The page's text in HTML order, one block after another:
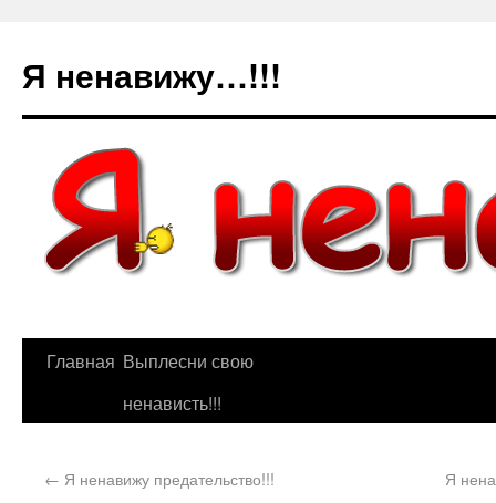
Я ненавижу…!!!
Главная Выплесни свою
ненависть!!!
← Я ненавижу предательство!!! Я